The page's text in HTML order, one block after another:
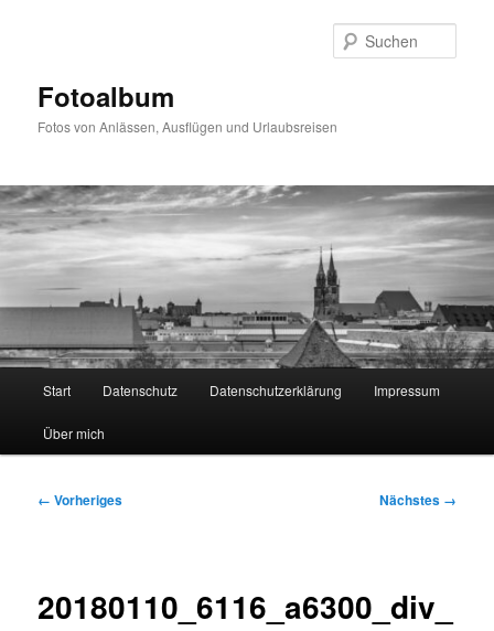
Fotoalbum
Fotos von Anlässen, Ausflügen und Urlaubsreisen
Start Datenschutz Datenschutzerklärung Impressum
Über mich
Bilder-
← Vorheriges Nächstes →
20180110_6116_a6300_div_